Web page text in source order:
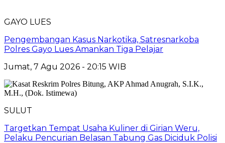
GAYO LUES
Pengembangan Kasus Narkotika, Satresnarkoba
Polres Gayo Lues Amankan Tiga Pelajar
Jumat, 7 Agu 2026 - 20:15 WIB
SULUT
Targetkan Tempat Usaha Kuliner di Girian Weru,
Pelaku Pencurian Belasan Tabung Gas Diciduk Polisi